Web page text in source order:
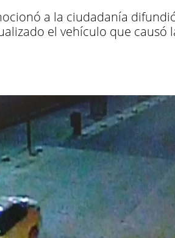
a la ciudadanía
el vehículo que